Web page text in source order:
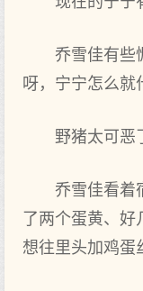
乔雪佳有些
呀，宁宁怎么就
野猪太可恶
乔雪佳看着
了两‌个‌蛋黄、
想往里头‌加鸡蛋